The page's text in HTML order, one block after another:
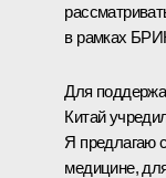
в рамках
Для
Китай
Я предлагаю
медицине,